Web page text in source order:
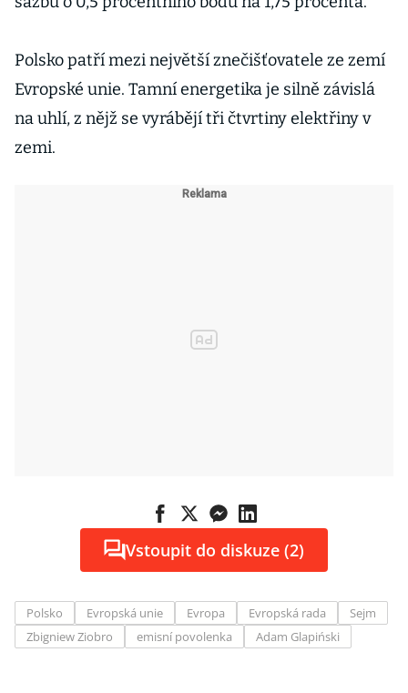
Polsko patří mezi největší znečišťovatele ze zemí
Evropské unie. Tamní energetika je silně závislá
na uhlí, z nějž se vyrábějí tři čtvrtiny elektřiny v
zemi.
Vstoupit do diskuze (2)
Polsko Evropská unie Evropa Evropská rada
Sejm
Zbigniew Ziobro
emisní povolenka Adam Glapiński